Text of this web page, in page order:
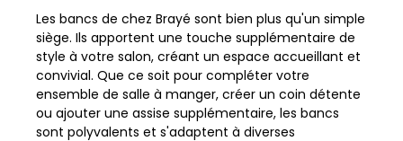
Les bancs de chez Brayé sont bien plus qu'un simple
siège. Ils apportent une touche supplémentaire de
style à votre salon, créant un espace accueillant et
convivial. Que ce soit pour compléter votre
ensemble de salle à manger, créer un coin détente
ou ajouter une assise supplémentaire, les bancs
sont polyvalents et s'adaptent à diverses